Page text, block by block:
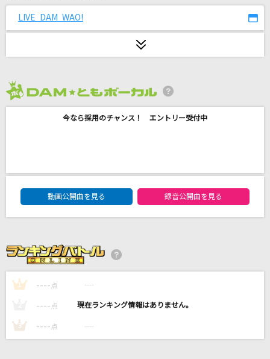
マカロニえんぴつ
なんちゅう恋をやってるぅ YOU KNOW?
花になって
緑黄色社会
浜崎あゆみ
踊ろうぜ
ヨルシカ
[生音]ストロー
LIVE DAM WAO!
今なら採用のチャンス！ エントリー受付中
DAM★ともボーカルエントリーランキング
動画公開曲を見る
録音公開曲を見る
1 ---- 点 ----
---- 点 ----
3 ---- 点 ----